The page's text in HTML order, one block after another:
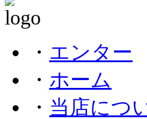
・ エンター
・ ホーム
・ 当店につ